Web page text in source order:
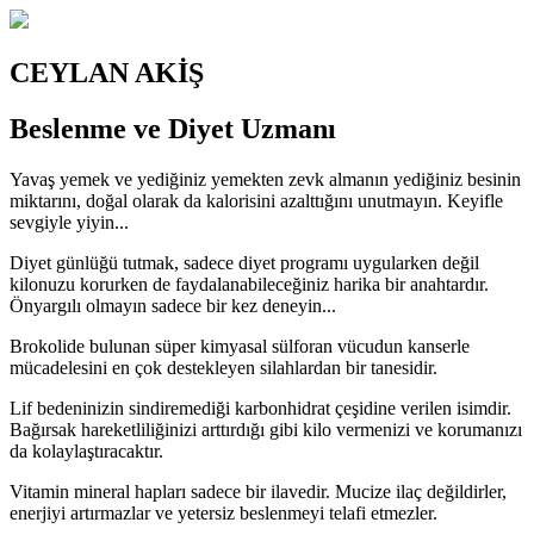
CEYLAN AKİŞ
Beslenme ve Diyet Uzmanı
Yavaş yemek ve yediğiniz yemekten zevk almanın yediğiniz besinin
miktarını, doğal olarak da kalorisini azalttığını unutmayın. Keyifle
sevgiyle yiyin...
Diyet günlüğü tutmak, sadece diyet programı uygularken değil
kilonuzu korurken de faydalanabileceğiniz harika bir anahtardır.
Önyargılı olmayın sadece bir kez deneyin...
Brokolide bulunan süper kimyasal sülforan vücudun kanserle
mücadelesini en çok destekleyen silahlardan bir tanesidir.
Lif bedeninizin sindiremediği karbonhidrat çeşidine verilen isimdir.
Bağırsak hareketliliğinizi arttırdığı gibi kilo vermenizi ve korumanızı
da kolaylaştıracaktır.
Vitamin mineral hapları sadece bir ilavedir. Mucize ilaç değildirler,
enerjiyi artırmazlar ve yetersiz beslenmeyi telafi etmezler.